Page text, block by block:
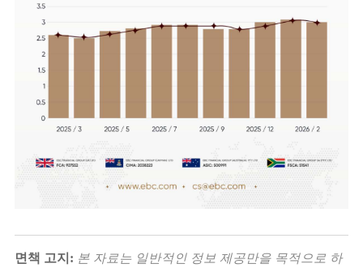
면책 고지: 본 자료는 일반적인 정보 제공만을 목적으로 하